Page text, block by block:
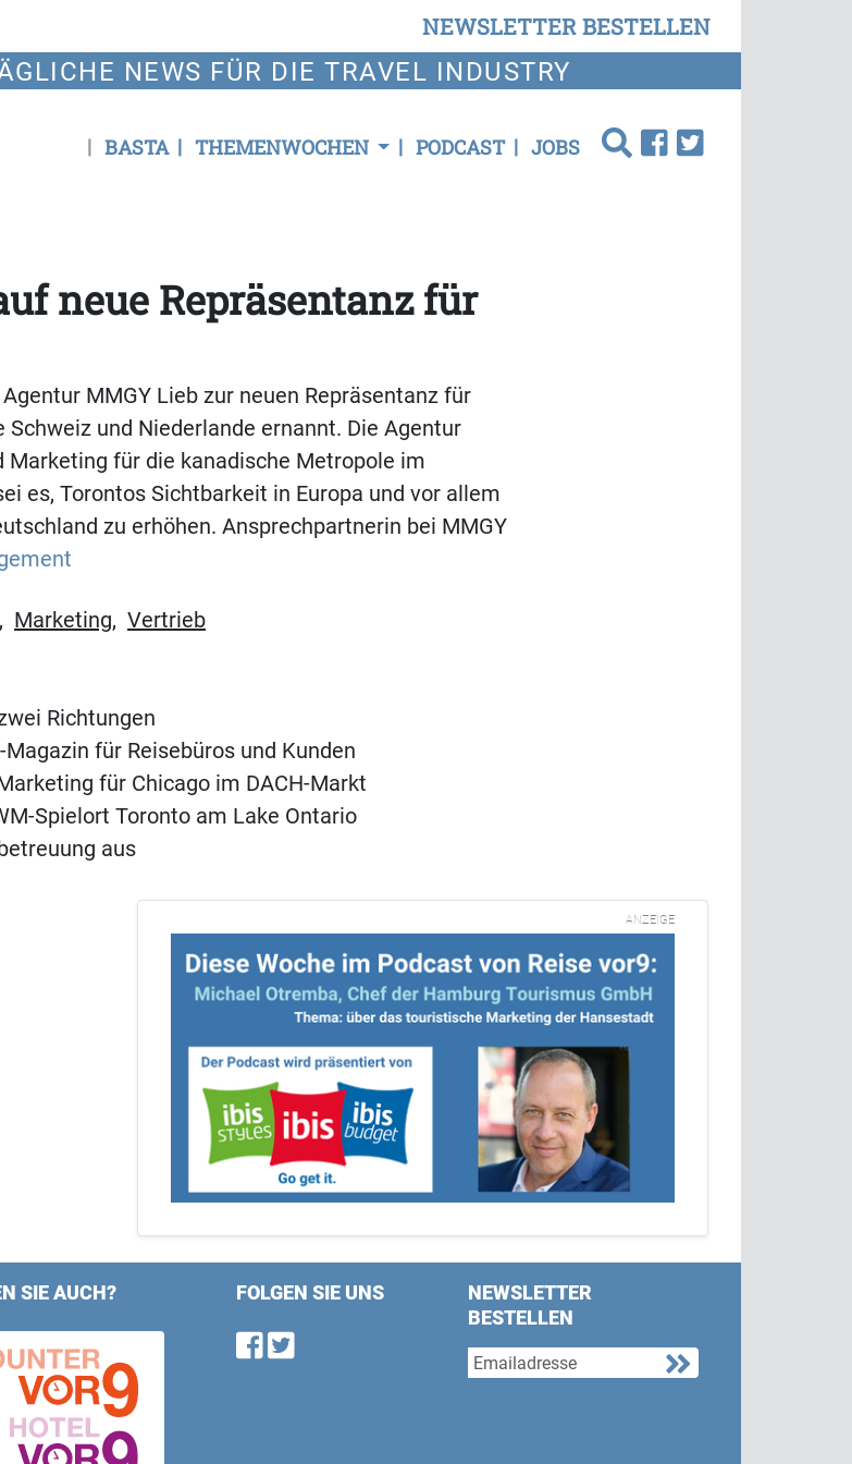
NEWSLETTER BESTELLEN
NEWS FÜR DIE TRAVEL INDUSTRY
BASTA THEMENWOCHEN PODCAST JOBS
neue Repräsentanz für
MMGY Lieb zur neuen Repräsentanz für
Schweiz und Niederlande ernannt. Die Agentur
Marketing für die kanadische Metropole im
es, Torontos Sichtbarkeit in Europa und vor allem
zu erhöhen. Ansprechpartnerin bei MMGY
, Marketing, Vertrieb
Richtungen
für Reisebüros und Kunden
für Chicago im DACH-Markt
Spielort Toronto am Lake Ontario
aus
ANZEIGE
SIE AUCH? FOLGEN SIE UNS
Find us on Facebook
Follow us on Twitter
NEWSLETTER
BESTELLEN